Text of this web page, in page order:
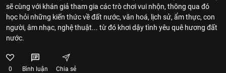
sẽ cùng với khán giả tham gia các trò chơi vui nhộn, thông qua đó
học hỏi những kiến thức về đất nước, văn hoá, lịch sử, ẩm thực, con
người, âm nhạc, nghệ thuật... từ đó khơi dậy tình yêu quê hương đất
nước.
0 Bình luận Chia sẻ